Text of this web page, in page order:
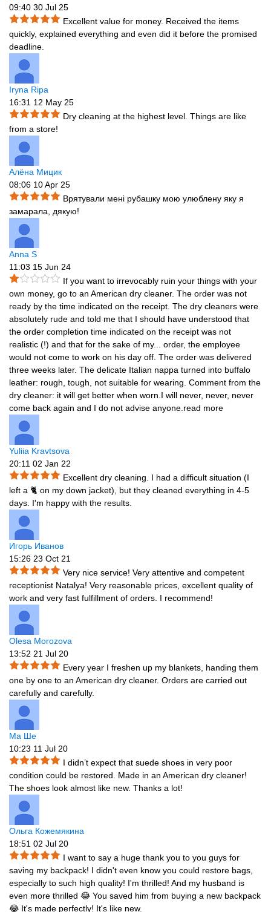
09:40 30 Jul 25
Excellent value for money. Received the items
quickly, explained everything and even did it before the promised
deadline.
Iryna Ripa
16:31 12 May 25
Dry cleaning at the highest level. Things are like
from a store!
Алёна Мицик
08:06 10 Apr 25
Врятували мені рубашку мою улюблену яку я
замарала, дякую!
Anna S
11:03 15 Jun 24
If you want to irrevocably ruin your things with your
own money, go to an American dry cleaner. The order was not
ready by the time indicated on the receipt. The dry cleaners were
absolutely rude and told me that I should have understood that
the order completion time indicated on the receipt was not
realistic (!) and that for the sake of my... order, the employee
would not come to work on his day off. The order was delivered
three weeks later. The delicate Italian nappa turned into buffalo
leather: rough, tough, not suitable for wearing. Comment from the
dry cleaner: it will get better when worn.I will never, never, never
come back again and I do not advise anyone. read more
Yuliia Kravtsova
20:11 02 Jan 22
Excellent dry cleaning. I had a difficult situation (I
left a 🐈 on my down jacket), but they cleaned everything in 4-5
days. I'm happy with the results.
Игорь Иванов
15:26 23 Oct 21
Very nice service! Very attentive and competent
receptionist Natalya! Very reasonable prices, excellent quality of
work and very fast fulfillment of orders. I recommend!
Olesa Morozova
13:52 21 Jul 20
Every year I freshen up my blankets, handing them
one by one to an American dry cleaner. Orders are carried out
carefully and carefully.
Ма Ше
10:23 11 Jul 20
I didn’t expect that suede shoes in very poor
condition could be restored. Made in an American dry cleaner!
The shoes look almost like new. Thanks a lot!
Ольга Кожемякина
18:51 02 Jul 20
I want to say a huge thank you to you guys for
saving my backpack! I didn't even know you could restore bags,
especially to such high quality! I'm thrilled! And my husband is
even more thrilled 😂 You saved him from buying a new backpack
😂 It's made perfectly! It's like new.